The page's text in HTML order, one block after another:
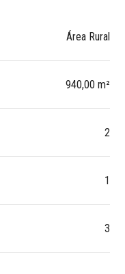
Área Rural
940,00 m²
2
1
3